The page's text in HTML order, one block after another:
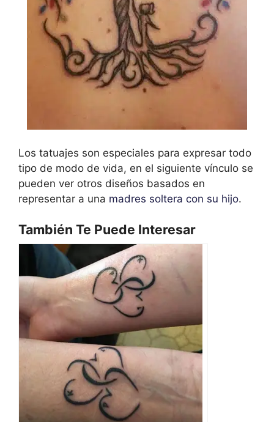
Los tatuajes son especiales para expresar todo
tipo de modo de vida, en el siguiente vínculo se
pueden ver otros diseños basados en
representar a una madres soltera con su hijo.
También Te Puede Interesar